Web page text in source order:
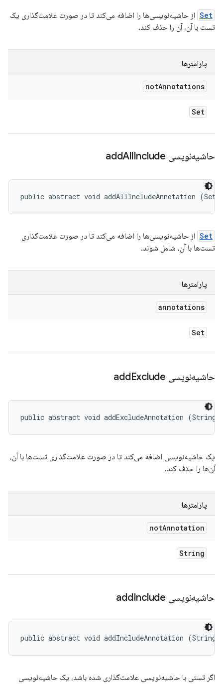
Set از حاشیه‌نویسی‌ها را اضافه می‌کند تا در صورت علامت‌گذاری یک
تست با آن، آن را حذف کند.
پارامترها
notAnnotations
Set
حاشیه‌نویسی add AllInclude
public abstract void addAllIncludeAnnotation
Set از حاشیه‌نویسی‌ها را اضافه می‌کند تا در صورت علامت‌گذاری
تست‌ها با آن، شامل شوند.
پارامترها
annotations
Set
حاشیه‌نویسی add Exclude
public abstract void addExcludeAnnotation (String
یک حاشیه‌نویسی اضافه می‌کند تا در صورت علامت‌گذاری تست‌ها با آن،
آن‌ها را حذف کند.
پارامترها
notAnnotation
String
حاشیه‌نویسی add Include
public abstract void addIncludeAnnotation (String
اگر تستی با حاشیه‌نویسی علامت‌گذاری شده باشد، یک حاشیه‌نویسی